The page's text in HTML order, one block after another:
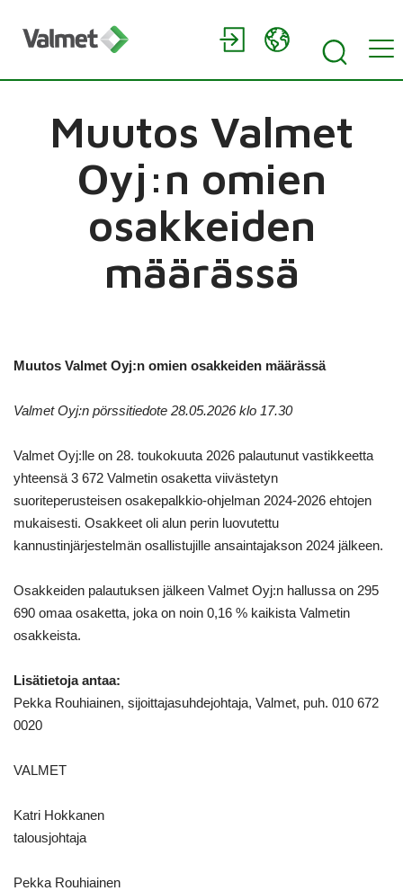
Muutos Valmet
Oyj:n omien
osakkeiden
määrässä
Muutos Valmet Oyj:n omien osakkeiden määrässä
Valmet Oyj:n pörssitiedote 28.05.2026 klo 17.30
Valmet Oyj:lle on 28. toukokuuta 2026 palautunut vastikkeetta
yhteensä 3 672 Valmetin osaketta viivästetyn
suoriteperusteisen osakepalkkio-ohjelman 2024-2026 ehtojen
mukaisesti. Osakkeet oli alun perin luovutettu
kannustinjärjestelmän osallistujille ansaintajakson 2024 jälkeen.
Osakkeiden palautuksen jälkeen Valmet Oyj:n hallussa on 295
690 omaa osaketta, joka on noin 0,16 % kaikista Valmetin
osakkeista.
Lisätietoja antaa:
Pekka Rouhiainen, sijoittajasuhdejohtaja, Valmet, puh. 010 672
0020
VALMET
Katri Hokkanen
talousjohtaja
Pekka Rouhiainen